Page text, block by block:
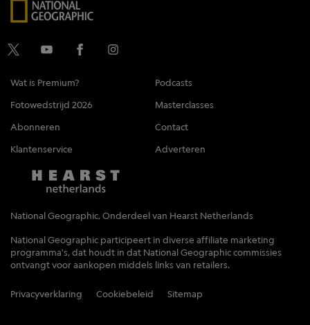
Wat is Premium?
Podcasts
Fotowedstrijd 2026
Masterclasses
Abonneren
Contact
Klantenservice
Adverteren
National Geographic, Onderdeel van Hearst Netherlands
National Geographic participeert in diverse affiliate marketing
programma's, dat houdt in dat National Geographic commissies
ontvangt voor aankopen middels links van retailers.
Privacyverklaring Cookiebeleid Sitemap